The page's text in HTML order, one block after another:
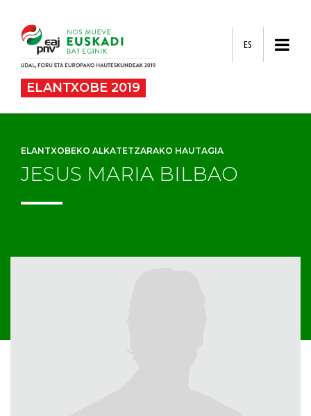
ES
ELANTXOBE 2019
ELANTXOBEKO ALKATETZARAKO HAUTAGIA
JESUS MARIA BILBAO